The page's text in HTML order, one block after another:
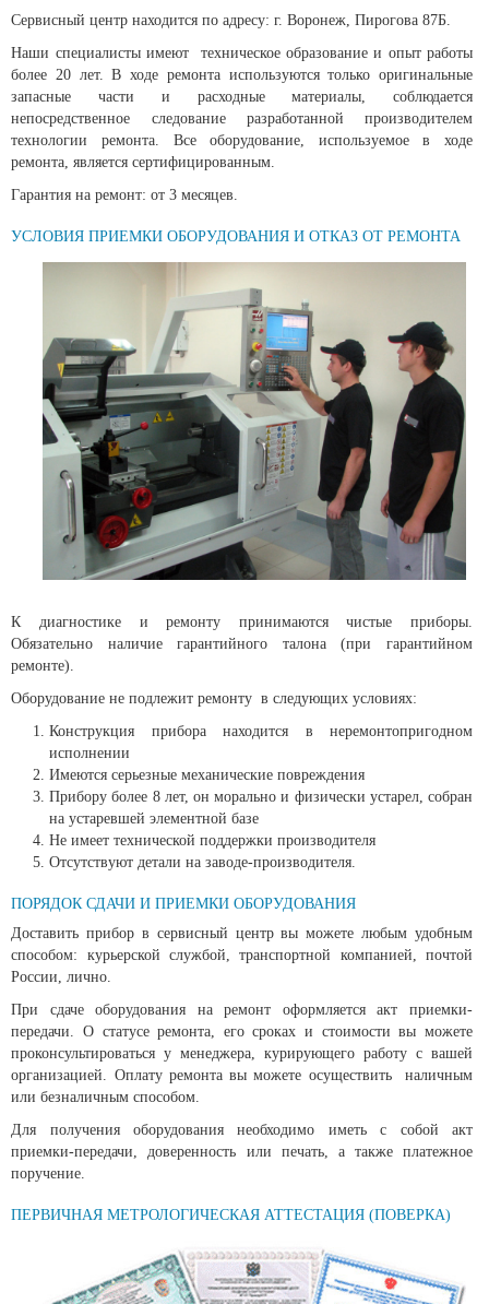
Сервисный центр находится по адресу: г. Воронеж, Пирогова 87Б.
Наши специалисты имеют техническое образование и опыт работы
более 20 лет. В ходе ремонта используются только оригинальные
запасные части и расходные материалы, соблюдается
непосредственное следование разработанной производителем
технологии ремонта. Все оборудование, используемое в ходе
ремонта, является сертифицированным.
Гарантия на ремонт: от 3 месяцев.
УСЛОВИЯ ПРИЕМКИ ОБОРУДОВАНИЯ И ОТКАЗ ОТ РЕМОНТА
К диагностике и ремонту принимаются чистые приборы.
Обязательно наличие гарантийного талона (при гарантийном
ремонте).
Оборудование не подлежит ремонту в следующих условиях:
Конструкция прибора находится в неремонтопригодном
исполнении
Имеются серьезные механические повреждения
Прибору более 8 лет, он морально и физически устарел, собран
на устаревшей элементной базе
Не имеет технической поддержки производителя
Отсутствуют детали на заводе-производителя.
ПОРЯДОК СДАЧИ И ПРИЕМКИ ОБОРУДОВАНИЯ
Доставить прибор в сервисный центр вы можете любым удобным
способом: курьерской службой, транспортной компанией, почтой
России, лично.
При сдаче оборудования на ремонт оформляется акт приемки-
передачи. О статусе ремонта, его сроках и стоимости вы можете
проконсультироваться у менеджера, курирующего работу с вашей
организацией. Оплату ремонта вы можете осуществить наличным
или безналичным способом.
Для получения оборудования необходимо иметь с собой акт
приемки-передачи, доверенность или печать, а также платежное
поручение.
ПЕРВИЧНАЯ МЕТРОЛОГИЧЕСКАЯ АТТЕСТАЦИЯ (ПОВЕРКА)